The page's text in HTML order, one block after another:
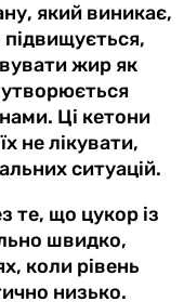
який виникає,
підвищується,
жир як
Ці кетони
не лікувати,
ситуацій.
те, що цукор із
швидко,
коли рівень
низько.